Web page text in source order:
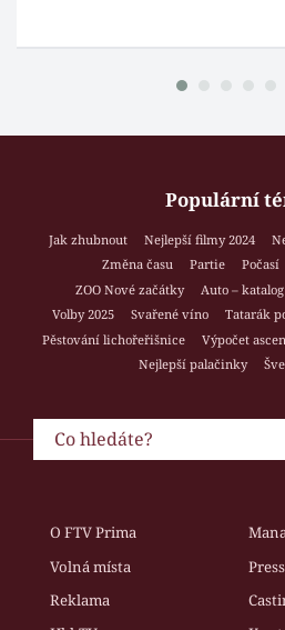
Populární
Jak zhubnout Nejlepší filmy 2024
Změna času
Partie Počasí
ZOO Nové začátky
Auto – katalog
Volby 2025
Svařené víno Tatarák
Pěstování lichořeřišnice
Výpočet
Nejlepší palačinky
O FTV Prima
Volná místa
Press
Reklama